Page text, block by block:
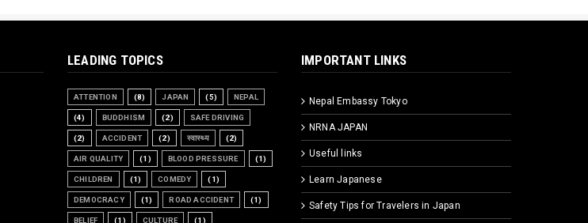
LEADING TOPICS
ATTENTION (8) JAPAN (5) NEPAL
(4) BUDDHISM (2) SAFE DRIVING
(2) ACCIDENT (2) स्वास्थ्य (2)
AIR QUALITY (1) BLOOD PRESSURE (1)
CHILDREN (1) COMEDY (1)
DEMOCRACY (1) ROAD ACCIDENT (1)
BELIEF (1) CULTURE (1)
IMPORTANT LINKS
Nepal Embassy Tokyo
NRNA JAPAN
Useful links
Learn Japanese
Safety Tips for Travelers in Japan